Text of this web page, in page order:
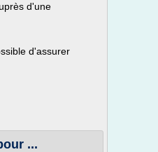
d'une
d'assurer
...